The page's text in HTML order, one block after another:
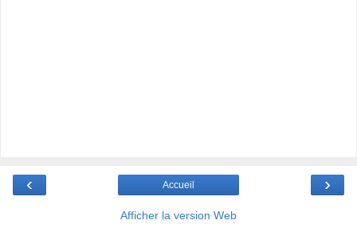
‹ ›
Accueil
Afficher la version Web